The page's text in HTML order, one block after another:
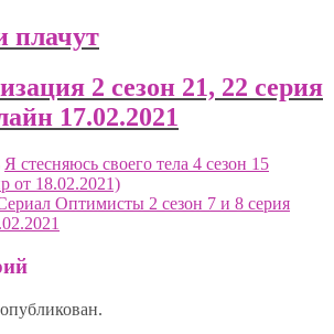
плачут
2 сезон 21, 22 серия
17.02.2021
Я стесняюсь своего тела 4 сезон 15
от 18.02.2021)
Оптимисты 2 сезон 7 и 8 серия